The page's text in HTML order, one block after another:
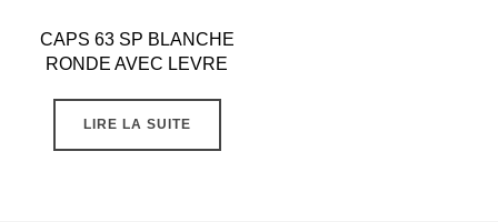
CAPS 63 SP BLANCHE
RONDE AVEC LEVRE
LIRE LA SUITE